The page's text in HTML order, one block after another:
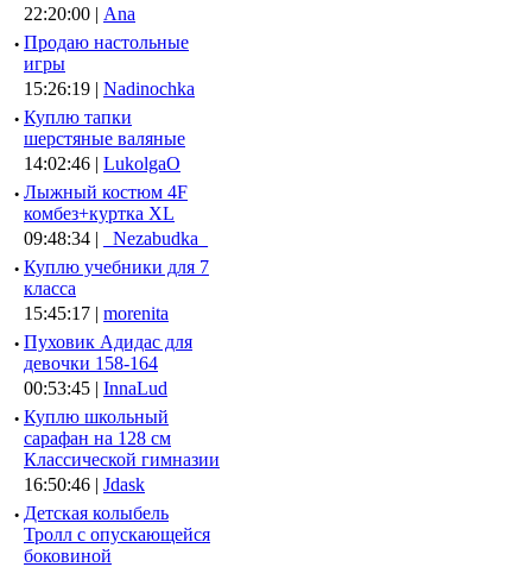
22:20:00 | Ana
· Продаю настольные
игры
15:26:19 | Nadinochka
· Куплю тапки
шерстяные валяные
14:02:46 | LukolgaO
· Лыжный костюм 4F
комбез+куртка XL
09:48:34 |
_Nezabudka_
· Куплю учебники для 7
класса
15:45:17 | morenita
· Пуховик Адидас для
девочки 158-164
00:53:45 | InnaLud
· Куплю школьный
сарафан на 128 см
Классической гимназии
16:50:46 | Jdask
· Детская колыбель
Тролл с опускающейся
боковиной